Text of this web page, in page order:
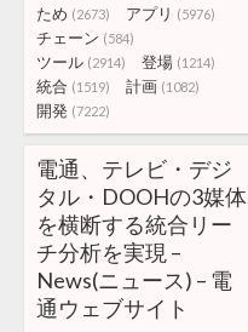
ため (2673) アプリ (5976)
チェーン (584)
ツール (2914) 登場 (1214)
統合 (1519) 計画 (1082)
開発 (7222)
電通、テレビ・デジ
タル・DOOHの3媒体
を横断する統合リー
チ分析を実現 –
News(ニュース) – 電
通ウェブサイト